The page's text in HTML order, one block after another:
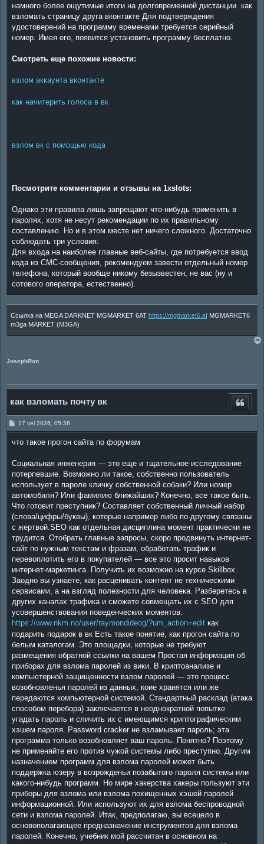
намного более ощутимые итоги на долговременной дистанции. как
взломать страницу друга вконтакте Для подтверждения
удостоверений на программу временами требуется серийный
номер. Имея его, появится установить программу бесплатно.
Смотреть еще похожие новости:
взлом аккаунта вконтакте
как начитерить голоса в вк
взлом вк с помощью кода
Посмотрите комментарии и отзывы на 1xslots:
Однако эти правила лишь запрещают что-нибудь применить в
паролях, хотя не несут рекомендации по их правильному
составлению. Но и в этом месте нет ничего сложного. Достаточно
соблюдать три условия:
Для входа на наиболее главные веб-сайты, где потребуется ввод
кода из СМС-сообщения, рекомендуем завести отдельный номер
телефона, который вообще никому безызвестен, не вас (ну и
сотового оператора, естественно).
Ссылка на MEGA DARKNET MGMARKET 6AT https://mgmarket6.afMGMARKET6
m3ga MARKET (M3GA)
JosephRon
как взломать почту вк
P
o
t
17 vel 2026, 05:36
что такое прогон сайта по форумам
Социальная инженерия — это еще и тщательное исследование
потерпевшие. Возможно ли такое, собственно пользователь
использует в пароле кличку собственной собаки? Или номер
автомобиля? Или фамилию ближайших? Конечно, все такое быть.
Что готовит преступник? Составляет собственный личный набор
(слова/цифры/буквы), которые например либо по-другому связаны
с жертвой.SEO как отдельная дисциплина момент практически не
трудится. Отобрать главные запросы, скоро продвинуть интернет-
сайт по нужным текстам и фразам, обработать трафик и
перевоплотить его в покупателей — все это просит навыков
интернет-маркетинга. Получить их возможно на курсе Skillbox.
Заодно вы узнаете, как расценивать контент не техническими
сервисами, а на взгляд полезности для человека. Разберетесь в
других каналах трафика и сможете совмещать их с SEO для
усовершенствования поведенческих моментов.
https://www.nkm.no/user/raymondideog/?um_action=edit как
подарить подарок в вк Есть такое понятие, как прогон сайта по
белым каталогам. Это площадки, которые не требуют
размещения обратной ссылки на вашем Простая информация об
приборах для взлома паролей из вики. В криптоанализе и
компьютерной защищенности взлом паролей — это процесс
возобновленья паролей из данных, коие хранятся или же
передаются компьютерной системой. Стандартный расклад (атака
способом перебора) заключается в неоднократной попытке
угадать пароль и сличить их с имеющимся криптографическим
хэшем пароля. Password cracker не взламывает пароль; эта
программа только возобновляет ваш пароль. Понятно? Поэтому
не применяйте его против чужой системы либо преступно. Другим
назначением программ для взлома паролей может быть
поддержка юзеру в возрожденьи позабытого пароля системы или
какого-нибудь программ. Но мире хакерства хакеры пользуют эти
приборы для взлома или взлома похищенных хэшей паролей
информационной. Или используют их для взлома беспроводной
сети и взлома паролей. Итак, предполагаю, вы всецело в
основополагающее предназначение инструментов для взлома
паролей. Конечно, учебник мой рассчитан в основном на